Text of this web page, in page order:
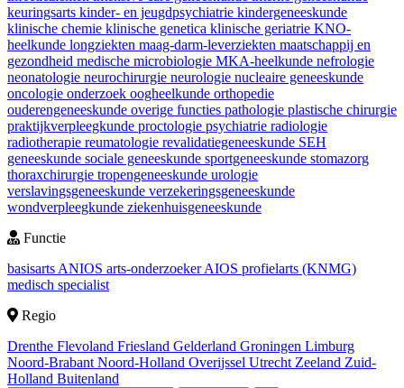
keuringsarts kinder- en jeugdpsychiatrie kindergeneeskunde
klinische chemie klinische genetica klinische geriatrie KNO-
heelkunde longziekten maag-darm-leverziekten maatschappij en
gezondheid medische microbiologie MKA-heelkunde nefrologie
neonatologie neurochirurgie neurologie nucleaire geneeskunde
oncologie onderzoek oogheelkunde orthopedie
ouderengeneeskunde overige functies pathologie plastische chirurgie
praktijkverpleegkunde proctologie psychiatrie radiologie
radiotherapie reumatologie revalidatiegeneeskunde SEH
geneeskunde sociale geneeskunde sportgeneeskunde stomazorg
thoraxchirurgie tropengeneeskunde urologie
verslavingsgeneeskunde verzekeringsgeneeskunde
wondverpleegkunde ziekenhuisgeneeskunde
Functie
basisarts ANIOS arts-onderzoekerAIOS profielarts (KNMG)
medisch specialist
Regio
Drenthe Flevoland Friesland Gelderland Groningen Limburg
Noord-Brabant Noord-Holland Overijssel Utrecht Zeeland Zuid-
Holland Buitenland